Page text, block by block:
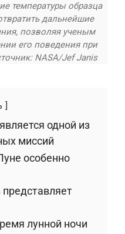
температуры образца
дальнейшие
позволяя ученым
его поведения при
NASA/Jef Janis
одной из
миссий
особенно
лунной ночи